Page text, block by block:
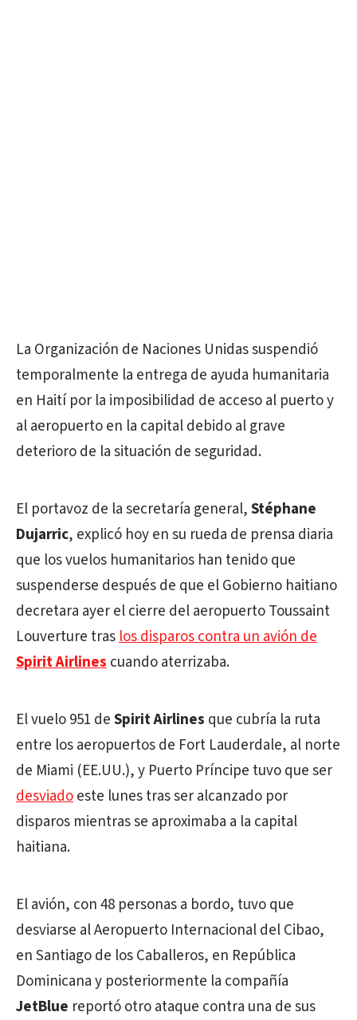
La Organización de Naciones Unidas suspendió
temporalmente la entrega de ayuda humanitaria
en Haití por la imposibilidad de acceso al puerto y
al aeropuerto en la capital debido al grave
deterioro de la situación de seguridad.
El portavoz de la secretaría general,Stéphane
Dujarric, explicó hoy en su rueda de prensa diaria
que los vuelos humanitarios han tenido que
suspenderse después de que el Gobierno haitiano
decretara ayer el cierre del aeropuerto Toussaint
Louverture traslos disparos contra un avión de
Spirit Airlinescuando aterrizaba.
El vuelo 951 deSpirit Airlines que cubría la ruta
entre los aeropuertos de Fort Lauderdale, al norte
de Miami (EE.UU.), y Puerto Príncipe tuvo que ser
desviadoeste lunes tras ser alcanzado por
disparos mientras se aproximaba a la capital
haitiana.
El avión, con 48 personas a bordo, tuvo que
desviarse al Aeropuerto Internacional del Cibao,
en Santiago de los Caballeros, en República
Dominicana y posteriormente la compañía
JetBlue reportó otro ataque contra una de sus